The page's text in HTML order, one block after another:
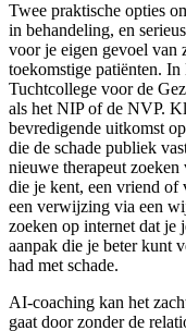
Twee praktische opties
in behandeling, en
voor je eigen gevoel van
toekomstige patiënten.
Tuchtcollege voor de
als het NIP of de NVP.
bevredigende uitkomst
die de schade publiek
nieuwe therapeut
die je kent, een vriend of
een verwijzing via een
zoeken op internet dat je
aanpak die je beter kunt
had met schade.
AI-coaching kan het
gaat door zonder de